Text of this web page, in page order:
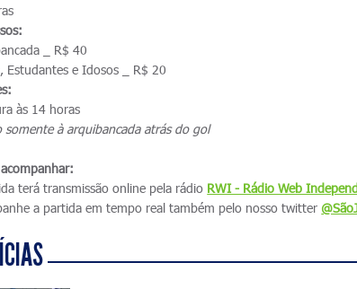
_ R$ 40
Estudantes e Idosos _ R$ 20
às 14 horas
somente à arquibancada atrás do gol
terá transmissão online pela rádio RWI - Rádio Web
a partida em tempo real também pelo nosso twitter